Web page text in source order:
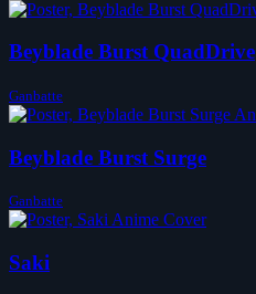
Beyblade Burst QuadDrive
Ganbatte
Beyblade Burst Surge
Ganbatte
Saki